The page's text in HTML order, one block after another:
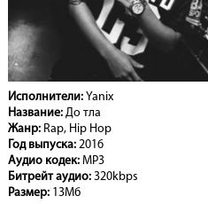
Исполнители:Yanix
Название:До тла
Жанр:Rap, Hip Hop
Год выпуска: 2016
Аудио кодек:MP3
Битрейт аудио:320kbps
Размер:13Мб